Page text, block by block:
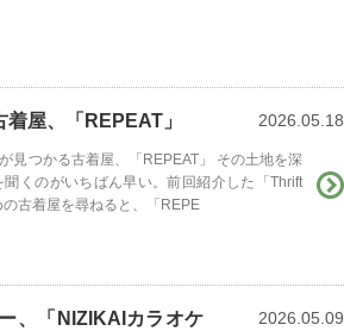
屋、「REPEAT」 2026.05.18
見つかる古着屋、「REPEAT」 その土地を深
くのがいちばん早い。前回紹介した「Thrift
古着屋を尋ねると、「REPE
、「NIZIKAIカラオケ
2026.05.09